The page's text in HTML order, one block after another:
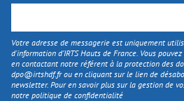
Votre adresse de messagerie est uniquement
d'information d’IRTS Hauts de France. Vous
en contactant notre référent à la protection des
dpo@irtshdf.frou en cliquant sur le lien de
newsletter. Pour en savoir plus sur la gestion de
notre politique de confidentialité